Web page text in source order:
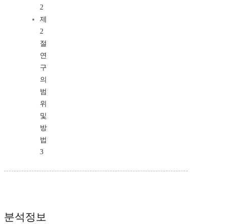
2
제
2
절
연
구
의
범
위
및
방
법
3
분석정보